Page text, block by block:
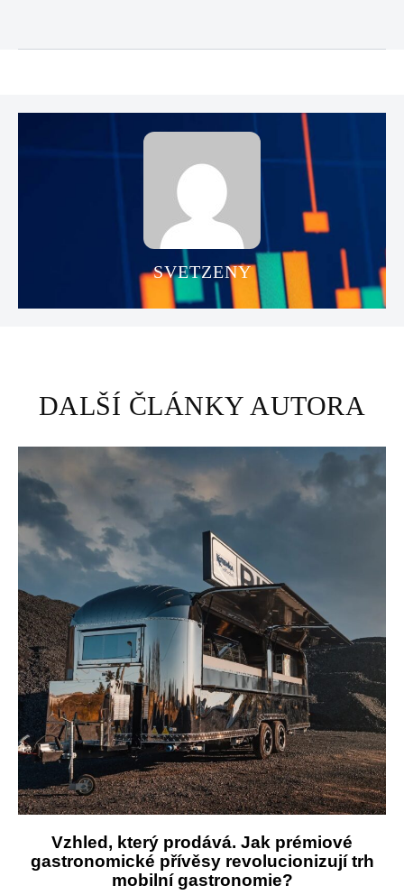
SVETZENY
DALŠÍ ČLÁNKY AUTORA
Vzhled, který prodává. Jak prémiové
gastronomické přívěsy revolucionizují trh
mobilní gastronomie?